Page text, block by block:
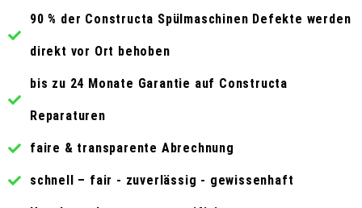
90 % der Constructa Spülmaschinen Defekte werden
direkt vor Ort behoben
bis zu 24 Monate Garantie auf Constructa
Reparaturen
faire & transparente Abrechnung
schnell – fair - zuverlässig - gewissenhaft